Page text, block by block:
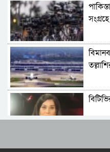
র‍্যাব